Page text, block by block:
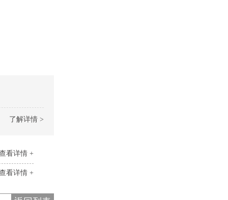
了解详情 >
看详情 +
看详情 +